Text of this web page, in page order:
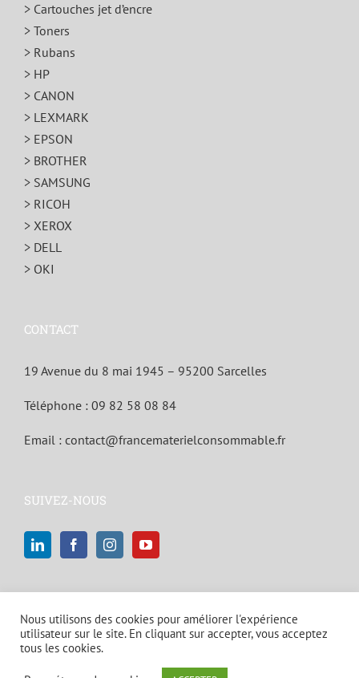
> Cartouches jet d’encre
> Toners
> Rubans
> HP
> CANON
> LEXMARK
> EPSON
> BROTHER
> SAMSUNG
> RICOH
> XEROX
> DELL
> OKI
CONTACT
19 Avenue du 8 mai 1945 – 95200 Sarcelles
Téléphone : 09 82 58 08 84
Email : contact@francematerielconsommable.fr
SUIVEZ-NOUS
Nous utilisons des cookies pour améliorer l'expérience
utilisateur sur le site. En cliquant sur accepter, vous acceptez
tous les cookies.